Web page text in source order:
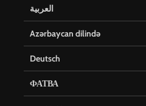
العربية
Azərbaycan dilində
Deutsch
ФАТВА